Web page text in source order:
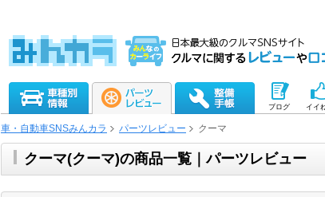
ブログ イイ
車・自動車SNSみんカラ パーツレビュー クーマ
クーマ(クーマ)の商品一覧｜パーツレビュー